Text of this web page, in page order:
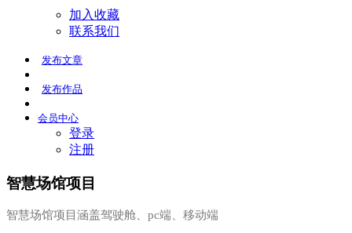
加入收藏
联系我们
发布文章
发布作品
会员中心
登录
注册
智慧场馆项目
智慧场馆项目涵盖驾驶舱、pc端、移动端